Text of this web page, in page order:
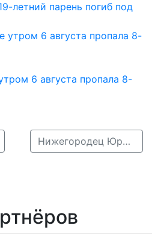
летний парень погиб под
6 августа пропала 8-
Нижегородец Юрий Ерофеев найден погибшим →